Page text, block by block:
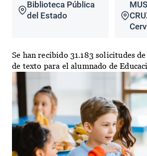
Biblioteca Pública
del Estado
Se han recibido 31.183 solicitudes
de texto para el alumnado de